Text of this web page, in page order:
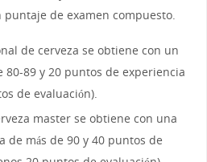
de examen compuesto.
de cerveza se obtiene con un
89 y 20 puntos de experiencia
de evaluación).
master se obtiene con una
de más de 90 y 40 puntos de